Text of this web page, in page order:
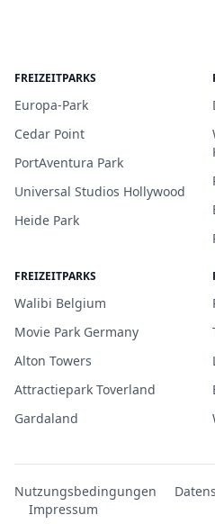
FREIZEITPARKS
Europa-Park
Cedar Point
PortAventura Park
Universal Studios Hollywood
Heide Park
FREIZEITPARKS
Walibi Belgium
Movie Park Germany
Alton Towers
Attractiepark Toverland
Gardaland
Nutzungsbedingungen
Impressum